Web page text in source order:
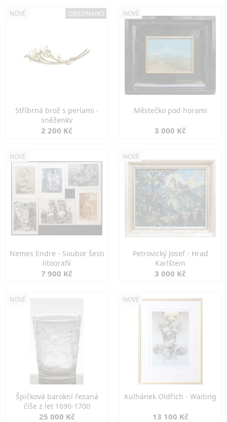
NOVÉ OBJEDNÁNO
Stříbrná brož s perlami -
sněženky
2 200 Kč
NOVÉ
Městečko pod horami
3 000 Kč
NOVÉ
Nemes Endre - Soubor šesti
litografií
7 900 Kč
NOVÉ
Petrovický Josef - Hrad
Karlštejn
3 000 Kč
NOVÉ
Špičková barokní řezaná
číše z let 1690-1700
25 000 Kč
NOVÉ
Kulhánek Oldřich - Waiting
13 100 Kč